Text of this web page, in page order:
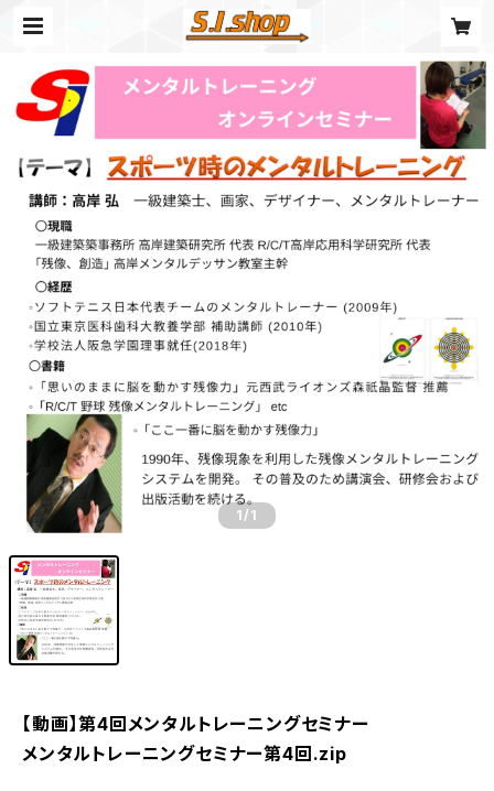
1 /1
【動画】第4回メンタルトレーニングセミナー
メンタルトレーニングセミナー第4回.zip